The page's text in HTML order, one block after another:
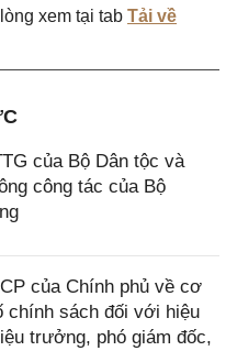
xem tại tab Tải về
của Bộ Dân tộc và
công tác của Bộ
của Chính phủ về cơ
chính sách đối với hiệu
trưởng, phó giám đốc,